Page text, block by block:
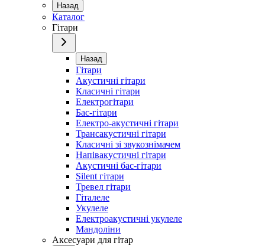
Назад
Каталог
Гітари
Назад
Гітари
Акустичні гітари
Класичні гітари
Електрогітари
Бас-гітари
Електро-акустичні гітари
Трансакустичні гітари
Класичні зі звукознімачем
Напівакустичні гітари
Акустичні бас-гітари
Silent гітари
Тревел гітари
Гіталеле
Укулеле
Електроакустичні укулеле
Мандоліни
Аксесуари для гітар